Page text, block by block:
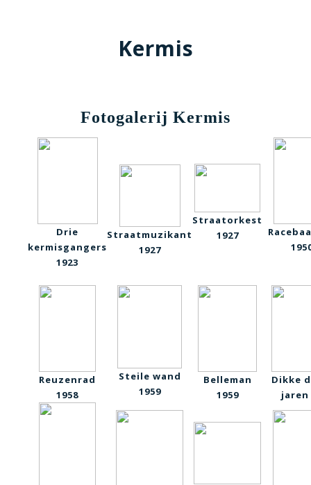
Kermis
Fotogalerij Kermis
Drie
kermisgangers
1923
Straatmuzikant
1927
Straatorkest
1927
Reuzenrad
1958
Steile wand
1959
Belleman
1959
Dikke
jaren